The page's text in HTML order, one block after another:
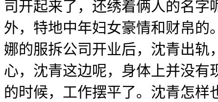
司开起来了，还绣着俩人的名字
外，特地中年妇女豪情和财帛的
娜的服拆公司开业后，沈青出轨
心，沈青这边呢，身体上并没有
的时候，工作摆平了。沈青怎样